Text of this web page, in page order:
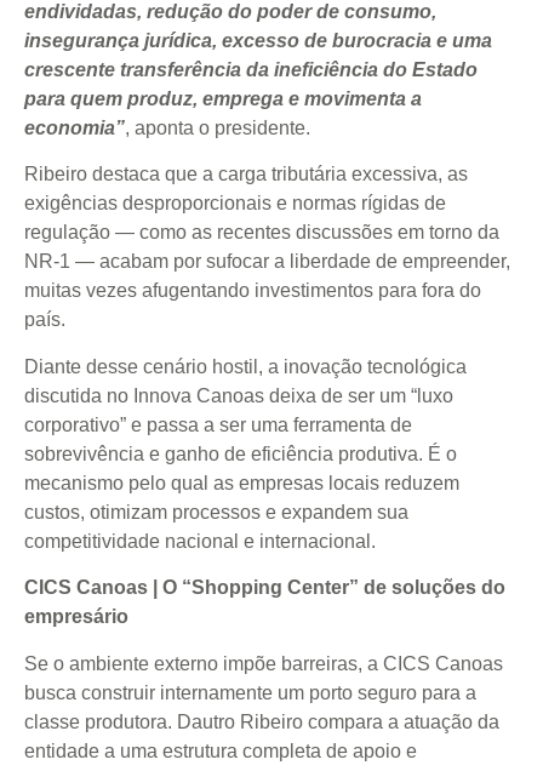
endividadas, redução do poder de consumo,
insegurança jurídica, excesso de burocracia e uma
crescente transferência da ineficiência do Estado
para quem produz, emprega e movimenta a
economia”, aponta o presidente.
Ribeiro destaca que a carga tributária excessiva, as
exigências desproporcionais e normas rígidas de
regulação — como as recentes discussões em torno da
NR-1 — acabam por sufocar a liberdade de empreender,
muitas vezes afugentando investimentos para fora do
país.
Diante desse cenário hostil, a inovação tecnológica
discutida no Innova Canoas deixa de ser um “luxo
corporativo” e passa a ser uma ferramenta de
sobrevivência e ganho de eficiência produtiva. É o
mecanismo pelo qual as empresas locais reduzem
custos, otimizam processos e expandem sua
competitividade nacional e internacional.
CICS Canoas | O “Shopping Center” de soluções do
empresário
Se o ambiente externo impõe barreiras, a CICS Canoas
busca construir internamente um porto seguro para a
classe produtora. Dautro Ribeiro compara a atuação da
entidade a uma estrutura completa de apoio e